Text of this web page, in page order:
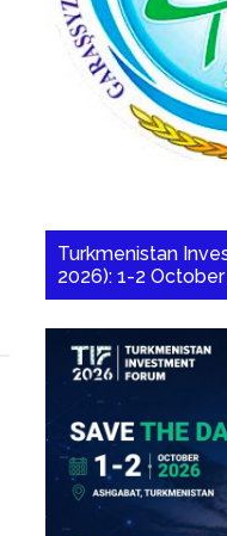
Turkmenistan
2026): 1-2